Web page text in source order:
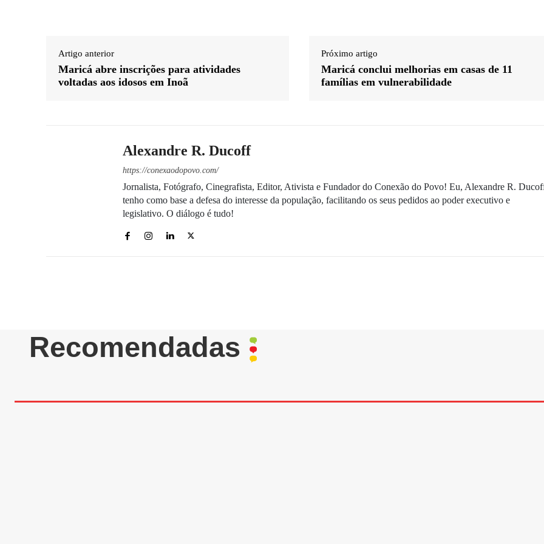
Artigo anterior
Maricá abre inscrições para atividades
voltadas aos idosos em Inoã
Próximo artigo
Maricá conclui melhorias em casas de 11
famílias em vulnerabilidade
Alexandre R. Ducoff
https://conexaodopovo.com/
Jornalista, Fotógrafo, Cinegrafista, Editor, Ativista e Fundador do Conexão do Povo! Eu, Alexandre R.
tenho como base a defesa do interesse da população, facilitando os seus pedidos ao poder executivo e
legislativo. O diálogo é tudo!
Recomendadas